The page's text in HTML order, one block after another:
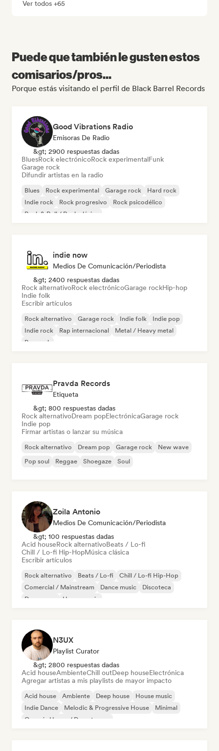
Ver todos +65
Puede que también le gusten estos
comisarios/pros...
Porque estás visitando el perfil de Black Barrel Records
Good Vibrations Radio
Emisoras De Radio
&gt; 2900 respuestas dadas
BluesRock electrónicoRock experimentalFunk
Garage rock
Difundir artistas en la radio
Blues Rock experimental Garage rock
Hard rock
Indie rock
Rock progresivo
Rock psicodélico
Rock & Roll / Rock clásico
indie now
Medios De Comunicación/Periodista
&gt; 2400 respuestas dadas
Rock alternativoRock electrónicoGarage rockHip-hop
Indie folk
Escribir artículos
Rock alternativo Garage rock Indie folk
Indie pop
Indie rock
Rap internacional
Metal / Heavy metal
Pop rock
Pravda Records
Etiqueta
&gt; 800 respuestas dadas
Rock alternativoDream popElectrónicaGarage rock
Indie pop
Firmar artistas o lanzar su música
Rock alternativo Dream pop Garage rock
New wave
Pop soul
Reggae Shoegaze Soul
Zoila Antonio
Medios De Comunicación/Periodista
&gt; 100 respuestas dadas
Acid houseRock alternativoBeats / Lo-fi
Chill / Lo-fi Hip-HopMúsica clásica
Escribir artículos
Rock alternativo Beats / Lo-fi
Chill / Lo-fi Hip-Hop
Comercial / Mainstream
Dance music
Discoteca
Dream pop
House music
N3UX
Playlist Curator
&gt; 2800 respuestas dadas
Acid houseAmbienteChill outDeep houseElectrónica
Agregar artistas a mis playlists de mayor impacto
Acid house Ambiente Deep house
House music
Indie Dance
Melodic & Progressive House
Minimal
Organic House / Downtempo